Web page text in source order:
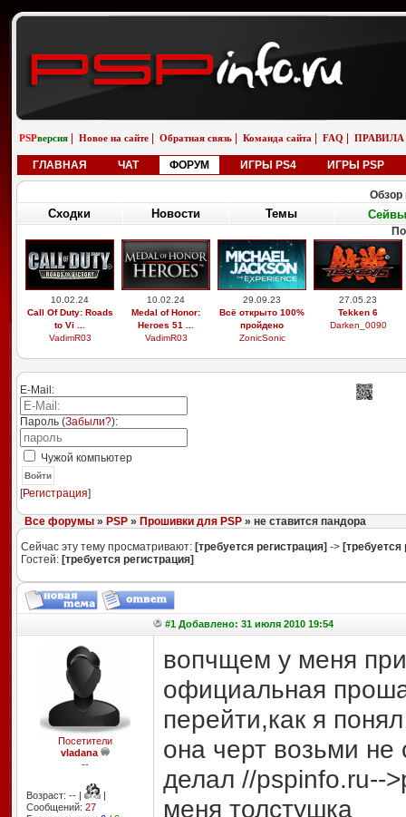
PSPверсия Новое на сайте Обратная связь Команда сайта FAQ ПРАВИЛА
ГЛАВНАЯ ЧАТ ФОРУМ ИГРЫ PS4 ИГРЫ PSP
Обзор
Сходки Новости Темы Сейвы
10.02.24
Call Of Duty: Roads
to Vi ...
VadimR03
10.02.24
Medal of Honor:
Heroes 51 ...
VadimR03
29.09.23
Всё открыто 100%
пройдено
ZonicSonic
27.05.23
Tekken 6
Darken_0090
E-Mail:
Пароль (Забыли?):
Чужой компьютер
Войти
[Регистрация]
Все форумы» PSP» Прошивки для PSP» не ставится пандора
Сейчас эту тему просматривают: [требуется регистрация] -> [требуется
Гостей: [требуется регистрация]
#1 Добавлено: 31 июля 2010 19:54
Посетители
vladana
--
Возраст: -- |
|
Сообщений: 27
вопчщем у меня
официальная
перейти,как я
она черт возьми не
делал //pspinfo.ru--
меня толстушка